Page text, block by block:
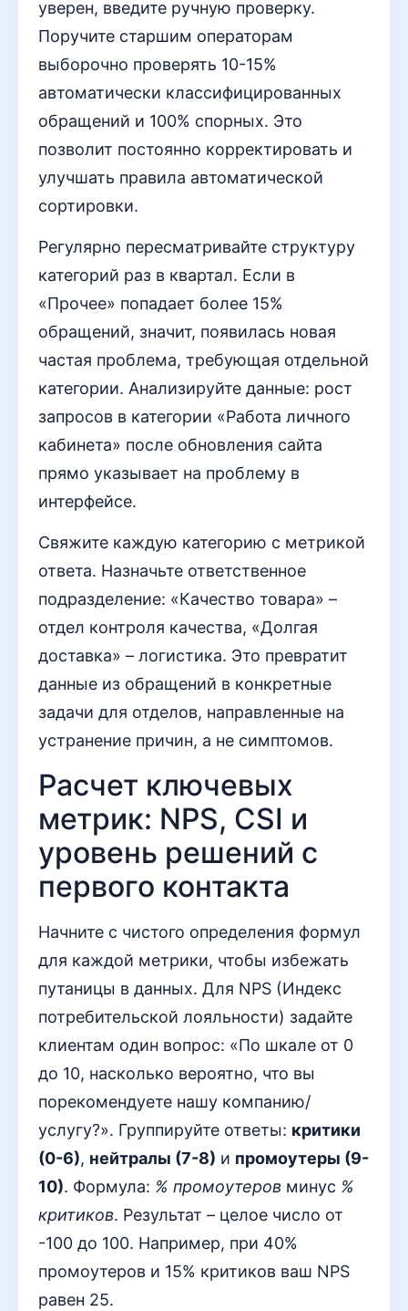
уверен, введите ручную проверку.
Поручите старшим операторам
выборочно проверять 10-15%
автоматически классифицированных
обращений и 100% спорных. Это
позволит постоянно корректировать и
улучшать правила автоматической
сортировки.
Регулярно пересматривайте структуру
категорий раз в квартал. Если в
«Прочее» попадает более 15%
обращений, значит, появилась новая
частая проблема, требующая отдельной
категории. Анализируйте данные: рост
запросов в категории «Работа личного
кабинета» после обновления сайта
прямо указывает на проблему в
интерфейсе.
Свяжите каждую категорию с метрикой
ответа. Назначьте ответственное
подразделение: «Качество товара» –
отдел контроля качества, «Долгая
доставка» – логистика. Это превратит
данные из обращений в конкретные
задачи для отделов, направленные на
устранение причин, а не симптомов.
Расчет ключевых
метрик: NPS, CSI и
уровень решений с
первого контакта
Начните с чистого определения формул
для каждой метрики, чтобы избежать
путаницы в данных. Для NPS (Индекс
потребительской лояльности) задайте
клиентам один вопрос: «По шкале от 0
до 10, насколько вероятно, что вы
порекомендуете нашу компанию/
услугу?». Группируйте ответы: критики
(0-6), нейтралы (7-8) и промоутеры (9-
10). Формула: % промоутеров минус %
критиков. Результат – целое число от
-100 до 100. Например, при 40%
промоутеров и 15% критиков ваш NPS
равен 25.